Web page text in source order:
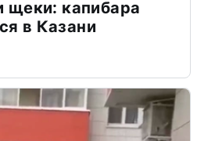
щеки: капибара
в Казани